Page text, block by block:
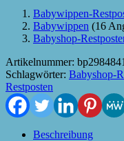
Babywippen-
Babywippen (16
Babyshop-
Artikelnummer:
Schlagwörter: Babyshop-
Restposten
Beschreibung